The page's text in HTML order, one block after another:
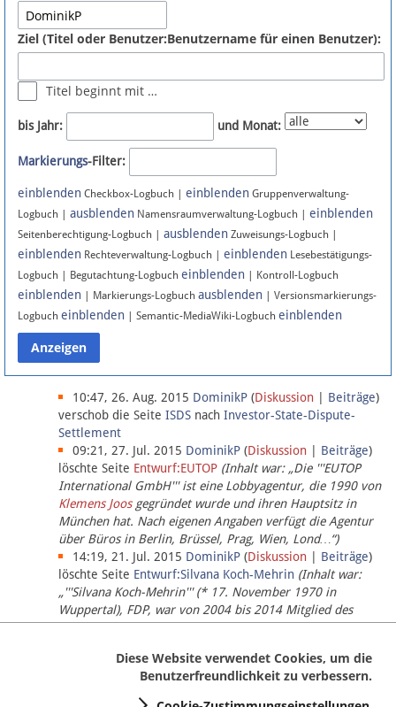
Fehler melden
Newsletter
Bluesky
Facebook
Instagram
Anmelden
Datenschutz
Über Lobbypedia
Impressum
Ziel (Titel oder Benutzer:Benutzername für einen Benutzer):
Titel beginnt mit …
bis Jahr: und Monat:
Markierungs-Filter:
einblenden Checkbox-Logbuch | einblenden Gruppenverwaltung-
Logbuch | ausblenden Namensraumverwaltung-Logbuch | einblenden
Seitenberechtigung-Logbuch | ausblenden Zuweisungs-Logbuch |
einblenden Rechteverwaltung-Logbuch | einblenden Lesebestätigungs-
Logbuch | Begutachtung-Logbuch einblenden | Kontroll-Logbuch
einblenden | Markierungs-Logbuch ausblenden | Versionsmarkierungs-
Logbuch einblenden | Semantic-MediaWiki-Logbuch einblenden
10:47, 26. Aug. 2015 DominikP (Diskussion Beiträge)
verschob die Seite ISDS nach Investor-State-Dispute-
Settlement
09:21, 27. Jul. 2015 DominikP (Diskussion Beiträge)
löschte Seite Entwurf:EUTOP (Inhalt war: „Die '''EUTOP
International GmbH''' ist eine Lobbyagentur, die 1990 von
Klemens Joosgegründet wurde und ihren Hauptsitz in
München hat. Nach eigenen Angaben verfügt die Agentur
über Büros in Berlin, Brüssel, Prag, Wien, Lond…“)
14:19, 21. Jul. 2015 DominikP (Diskussion Beiträge)
löschte Seite Entwurf:Silvana Koch-Mehrin (Inhalt war:
„'''Silvana Koch-Mehrin''' (* 17. November 1970 in
Wuppertal), FDP, war von 2004 bis 2014 Mitglied des
Europäischen Parlaments, seit November 2014 ist sie für
Diese Website verwendet Cookies, um die
Benutzerfreundlichkeit zu verbessern.